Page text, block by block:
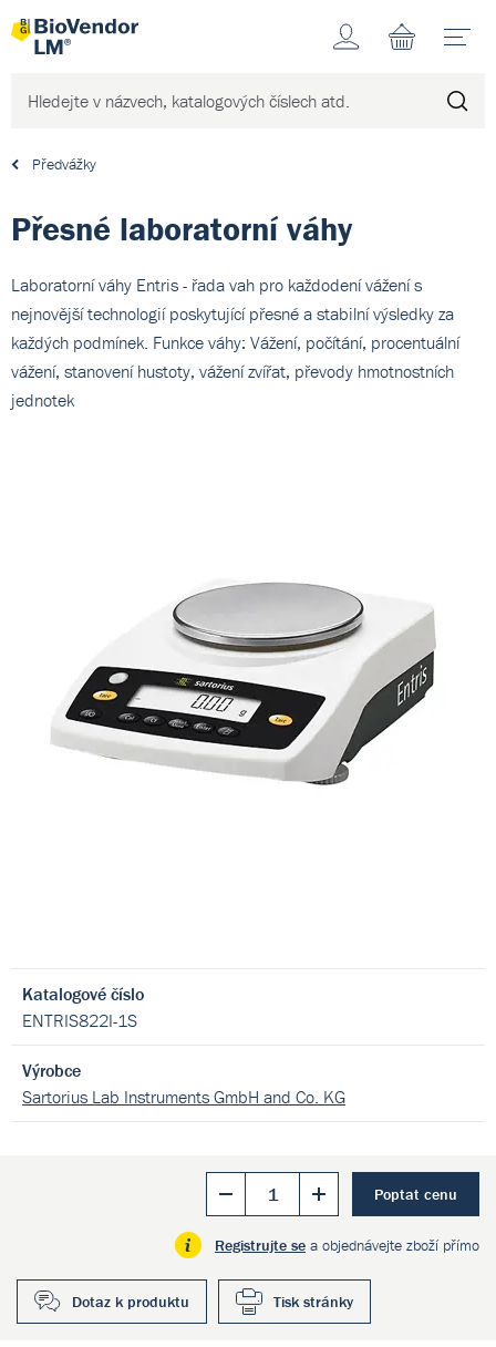
Účet
Předvážky
Přesné laboratorní váhy
Laboratorní váhy Entris - řada vah pro každodení vážení s
nejnovější technologií poskytující přesné a stabilní výsledky za
každých podmínek. Funkce váhy: Vážení, počítání, procentuální
vážení, stanovení hustoty, vážení zvířat, převody hmotnostních
jednotek
Katalogové číslo
ENTRIS822I-1S
Výrobce
Sartorius Lab Instruments GmbH and Co. KG
Poptat cenu
Registrujte se a objednávejte zboží přímo
Dotaz k produktu Tisk stránky